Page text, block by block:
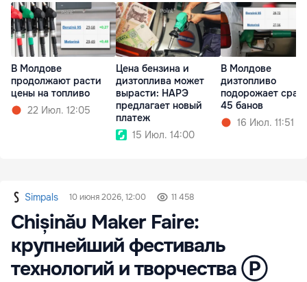
В Молдове
продолжают расти
цены на топливо
22 Июл. 12:05
Цена бензина и
дизтоплива может
вырасти: НАРЭ
предлагает новый
платеж
15 Июл. 14:00
В Молдове
дизтопливо
подорожает
45 банов
16 Июл. 11:51
Simpals 10 июня 2026, 12:00 11 458
Chișinău Maker Faire:
крупнейший фестиваль
технологий и творчества Ⓟ